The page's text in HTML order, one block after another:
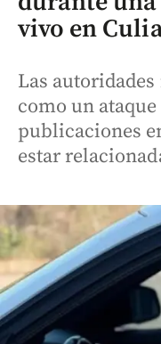
vivo en
Las
como un
publicaciones
estar